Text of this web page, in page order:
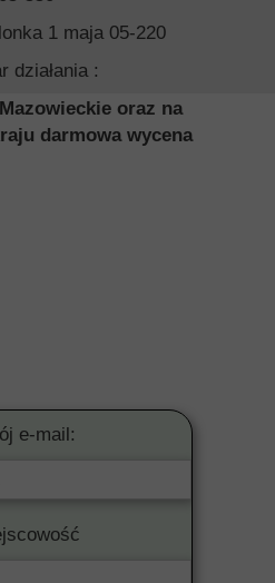
e-mail:
1 maja 05-220
działania :
oraz na
darmowa wycena